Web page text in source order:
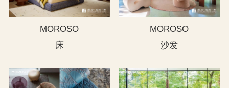
MOROSO
床
MOROSO
沙发